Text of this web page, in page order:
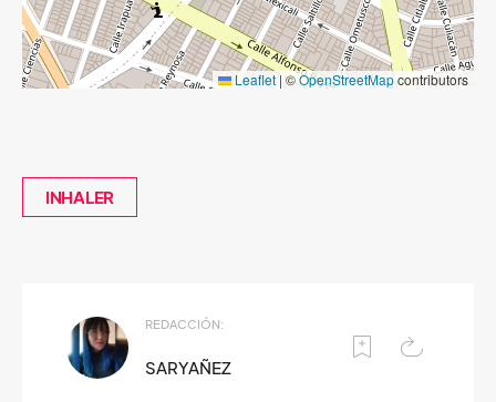
Leaflet| ©OpenStreetMapcontributors
INHALER
REDACCIÓN:
SARYAÑEZ